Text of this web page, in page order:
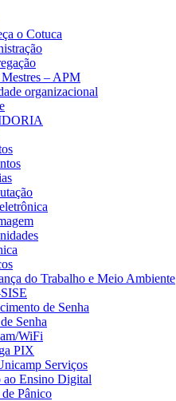
o Cotuca
Mestres – APM
organizacional
do Trabalho e Meio Ambiente
de Senha
Senha
WiFi
PIX
Serviços
ao Ensino Digital
Pânico